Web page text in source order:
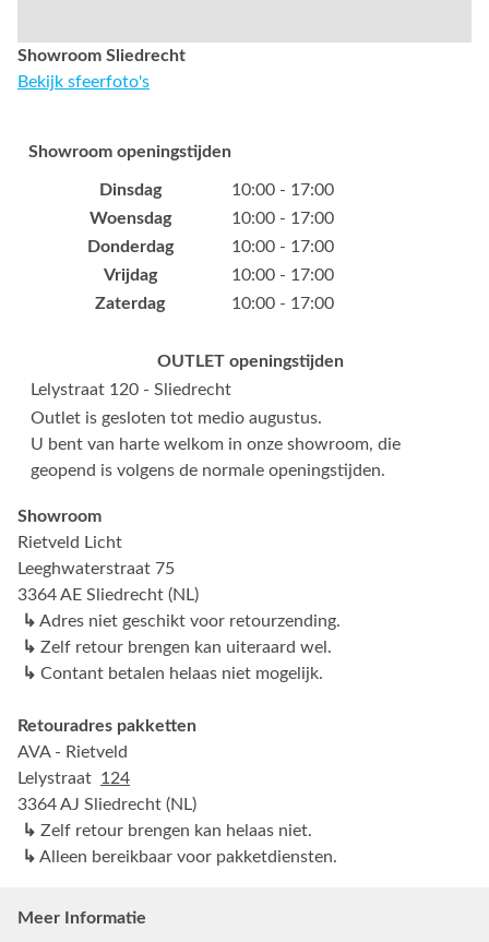
Showroom Sliedrecht
Bekijk sfeerfoto's
Showroom openingstijden
Dinsdag
10:00 - 17:00
Woensdag
10:00 - 17:00
Donderdag
10:00 - 17:00
Vrijdag
10:00 - 17:00
Zaterdag
10:00 - 17:00
OUTLET openingstijden
Lelystraat 120 - Sliedrecht
Outlet is gesloten tot medio augustus.
U bent van harte welkom in onze showroom, die
geopend is volgens de normale openingstijden.
Showroom
Rietveld Licht
Leeghwaterstraat 75
3364 AE Sliedrecht (NL)
↳ Adres niet geschikt voor retourzending.
↳ Zelf retour brengen kan uiteraard wel.
↳ Contant betalen helaas niet mogelijk.
Retouradres pakketten
AVA - Rietveld
Lelystraat 124
3364 AJ Sliedrecht (NL)
↳ Zelf retour brengen kan helaas niet.
↳ Alleen bereikbaar voor pakketdiensten.
Meer Informatie